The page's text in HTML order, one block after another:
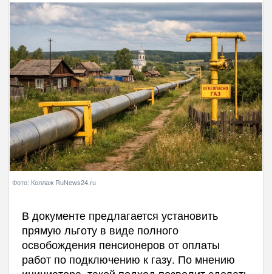
Фото: Коллаж RuNews24.ru
В документе предлагается установить
прямую льготу в виде полного
освобождения пенсионеров от оплаты
работ по подключению к газу. По мнению